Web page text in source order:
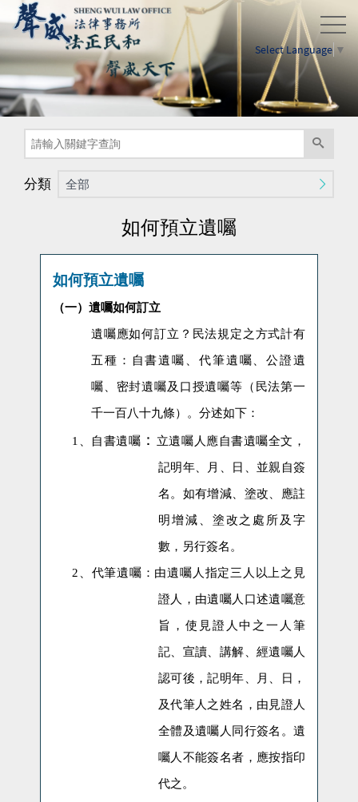
Select Language ▼
分類 全部
如何預立遺囑
如何預立遺囑
（一）遺囑如何訂立
遺囑應如何訂立？民法規定之方式計有
五種：自書遺囑、代筆遺囑、公證遺
囑、密封遺囑及口授遺囑等（民法第一
千一百八十九條）。分述如下：
1、 自書遺囑 ： 立遺囑人應自書遺囑全文，
記明年、月、日、並親自簽
名。如有增減、塗改、應註
明增減、塗改之處所及字
數，另行簽名。
2、 代筆遺囑： 由遺囑人指定三人以上之見
證人，由遺囑人口述遺囑意
旨，使見證人中之一人筆
記、宣讀、講解、經遺囑人
認可後，記明年、月、日，
及代筆人之姓名，由見證人
全體及遺囑人同行簽名。遺
囑人不能簽名者，應按指印
代之。